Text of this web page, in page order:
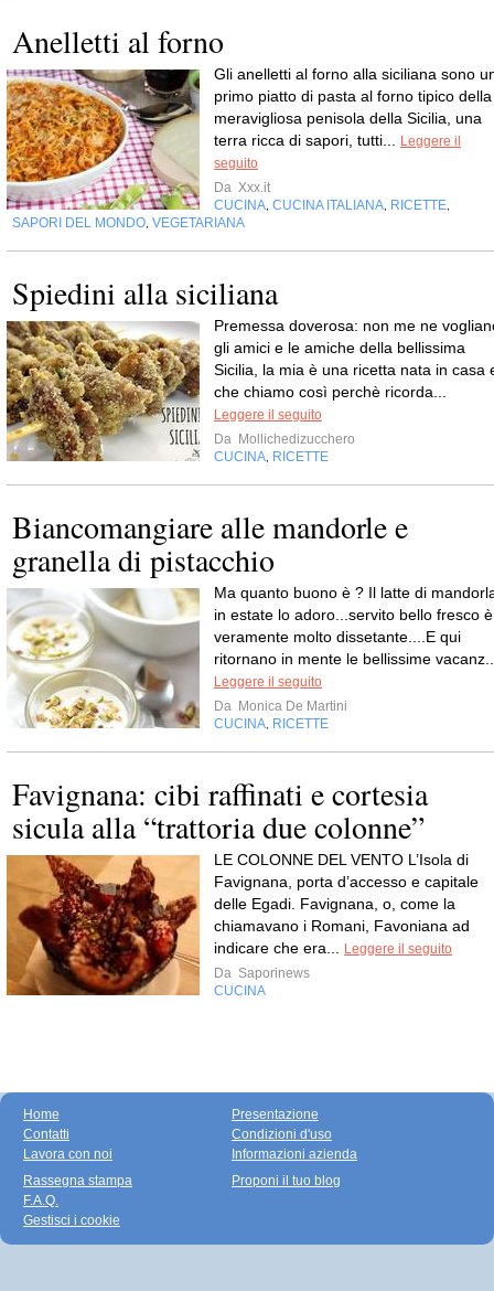
Anelletti al forno
Gli anelletti al forno alla siciliana sono
primo piatto di pasta al forno tipico della
meravigliosa penisola della Sicilia, una
terra ricca di sapori, tutti...
Leggere il
seguito
Da Xxx.it
CUCINA CUCINA ITALIANA RICETTE
SAPORI DEL MONDO VEGETARIANA
Spiedini alla siciliana
Premessa doverosa: non me ne
gli amici e le amiche della bellissima
Sicilia, la mia è una ricetta nata in casa
che chiamo così perchè ricorda...
Leggere il seguito
Da Mollichedizucchero
CUCINA RICETTE
Biancomangiare alle mandorle e
granella di pistacchio
Ma quanto buono è ? Il latte di
in estate lo adoro...servito bello fresco è
veramente molto dissetante....E qui
ritornano in mente le bellissime
Leggere il seguito
Da Monica De Martini
CUCINA RICETTE
Favignana: cibi raffinati e cortesia
sicula alla “trattoria due colonne”
LE COLONNE DEL VENTO L’Isola di
Favignana, porta d’accesso e capitale
delle Egadi. Favignana, o, come la
chiamavano i Romani, Favoniana ad
indicare che era...
Leggere il seguito
Da Saporinews
CUCINA
Home
Contatti
Lavora con noi
Presentazione
Condizioni d'uso
Informazioni azienda
Rassegna stampa
F.A.Q.
Gestisci i cookie
Proponi il tuo blog